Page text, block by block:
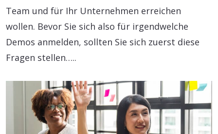
Team und für Ihr Unternehmen erreichen
wollen. Bevor Sie sich also für irgendwelche
Demos anmelden, sollten Sie sich zuerst diese
Fragen stellen…..